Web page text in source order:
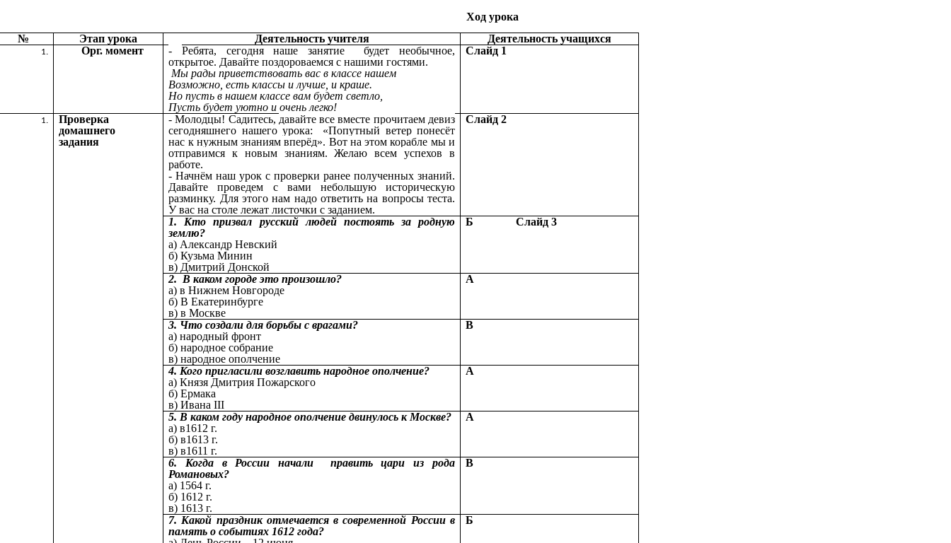
Ход урока
№
Этап урока Деятельность учителя
Деятельность учащихся
Орг. момент
- Ребята, сегодня наше занятие будет необычное,
открытое. Давайте поздороваемся с нашими гостями.
Мы рады приветствовать вас в классе нашем
Возможно, есть классы и лучше, и краше.
Но пусть в нашем классе вам будет светло,
Пусть будет уютно и очень легко!
Слайд 1
Проверка
домашнего
задания
- Молодцы! Садитесь, давайте все вместе прочитаем девиз
сегодняшнего нашего урока: «Попутный ветер понесёт
нас к нужным знаниям вперёд». Вот на этом корабле мы и
отправимся к новым знаниям. Желаю всем успехов в
работе.
- Начнём наш урок с проверки ранее полученных знаний.
Давайте проведем с вами небольшую историческую
разминку. Для этого нам надо ответить на вопросы теста.
У вас на столе лежат листочки с заданием.
Слайд 2
1. Кто призвал русский людей постоять за родную
землю?
а) Александр Невский
б) Кузьма Минин
в) Дмитрий Донской
Б Слайд 3
2. В каком городе это произошло?
а) в Нижнем Новгороде
б) В Екатеринбурге
в) в Москве
А
3. Что создали для борьбы с врагами?
а) народный фронт
б) народное собрание
в) народное ополчение
В
4. Кого пригласили возглавить народное ополчение?
а) Князя Дмитрия Пожарского
б) Ермака
в) Ивана III
А
5. В каком году народное ополчение двинулось к Москве?
а) в1612 г.
б) в1613 г.
в) в1611 г.
А
6. Когда в России начали править цари из рода
Романовых?
а) 1564 г.
б) 1612 г.
в) 1613 г.
В
7. Какой праздник отмечается в современной России в
память о событиях 1612 года?
Б